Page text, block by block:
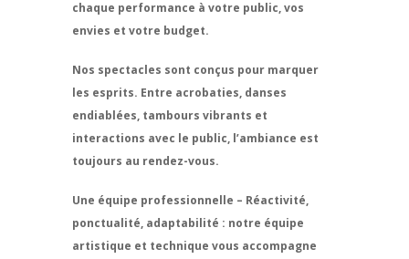
chaque performance à votre public, vos
envies et votre budget.
Nos spectacles sont conçus pour marquer
les esprits. Entre acrobaties, danses
endiablées, tambours vibrants et
interactions avec le public, l’ambiance est
toujours au rendez-vous.
Une équipe professionnelle – Réactivité,
ponctualité, adaptabilité : notre équipe
artistique et technique vous accompagne